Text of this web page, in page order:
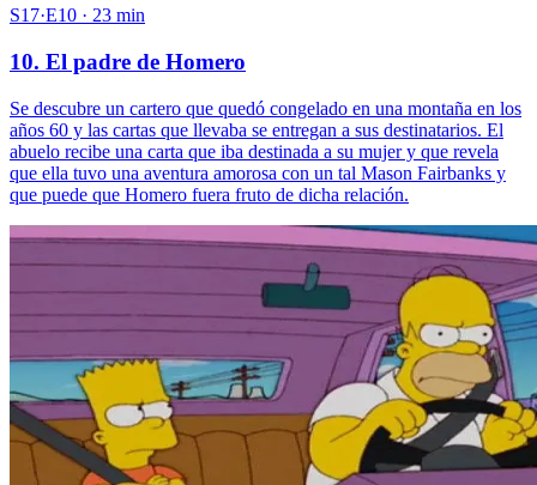
S17·E10 · 23 min
10. El padre de Homero
Se descubre un cartero que quedó congelado en una montaña en los
años 60 y las cartas que llevaba se entregan a sus destinatarios. El
abuelo recibe una carta que iba destinada a su mujer y que revela
que ella tuvo una aventura amorosa con un tal Mason Fairbanks y
que puede que Homero fuera fruto de dicha relación.